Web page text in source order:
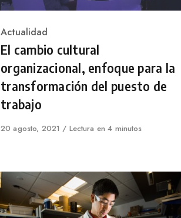
Category
Actualidad
El cambio cultural
organizacional, enfoque para la
transformación del puesto de
trabajo
Published
20 agosto, 2021 Lectura en 4 minutos